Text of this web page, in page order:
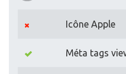
Icône Apple
Méta tags